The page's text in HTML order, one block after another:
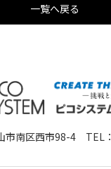
一覧へ戻る
市南区西市98-4 TEL：